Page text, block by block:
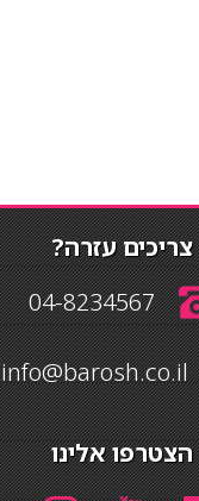
צריכים עזרה?
04-8234567
info@barosh.co.il
הצטרפו אלינו